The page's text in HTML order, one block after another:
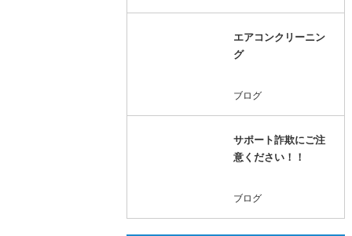
エアコンクリーニン
グ
ブログ
サポート詐欺にご注
意ください！！
ブログ